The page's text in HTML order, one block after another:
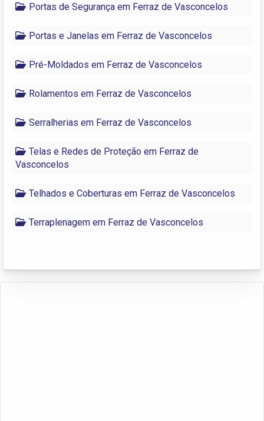
Portas de Segurança em Ferraz de Vasconcelos
Portas e Janelas em Ferraz de Vasconcelos
Pré-Moldados em Ferraz de Vasconcelos
Rolamentos em Ferraz de Vasconcelos
Serralherias em Ferraz de Vasconcelos
Telas e Redes de Proteção em Ferraz de
Vasconcelos
Telhados e Coberturas em Ferraz de Vasconcelos
Terraplenagem em Ferraz de Vasconcelos